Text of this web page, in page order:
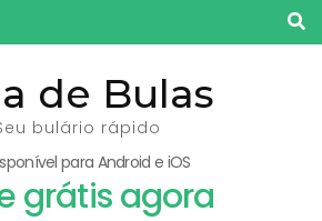
de Bulas
bulário rápido
para Android e iOS
grátis agora